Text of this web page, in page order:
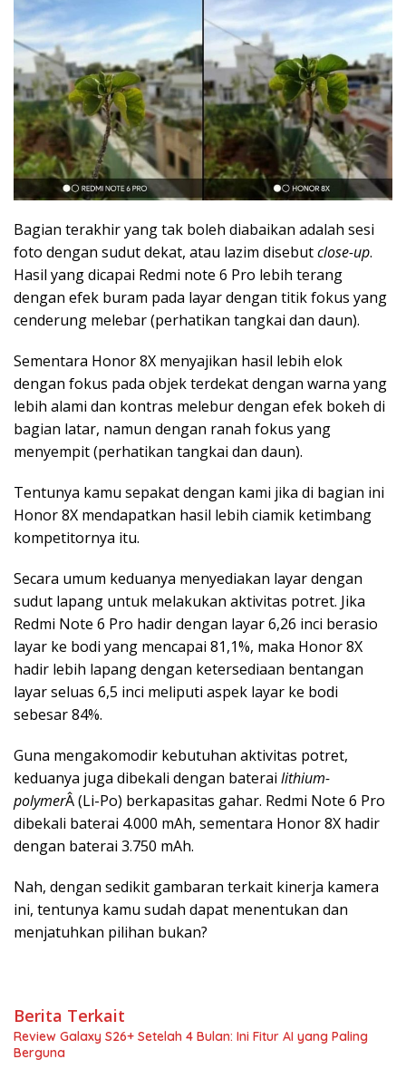
Bagian terakhir yang tak boleh diabaikan adalah sesi
foto dengan sudut dekat, atau lazim disebutclose-up.
Hasil yang dicapai Redmi note 6 Pro lebih terang
dengan efek buram pada layar dengan titik fokus yang
cenderung melebar (perhatikan tangkai dan daun).
Sementara Honor 8X menyajikan hasil lebih elok
dengan fokus pada objek terdekat dengan warna yang
lebih alami dan kontras melebur dengan efek bokeh di
bagian latar, namun dengan ranah fokus yang
menyempit (perhatikan tangkai dan daun).
Tentunya kamu sepakat dengan kami jika di bagian ini
Honor 8X mendapatkan hasil lebih ciamik ketimbang
kompetitornya itu.
Secara umum keduanya menyediakan layar dengan
sudut lapang untuk melakukan aktivitas potret. Jika
Redmi Note 6 Pro hadir dengan layar 6,26 inci berasio
layar ke bodi yang mencapai 81,1%, maka Honor 8X
hadir lebih lapang dengan ketersediaan bentangan
layar seluas 6,5 inci meliputi aspek layar ke bodi
sebesar 84%.
Guna mengakomodir kebutuhan aktivitas potret,
keduanya juga dibekali dengan baterai lithium-
polymerÂ (Li-Po) berkapasitas gahar. Redmi Note 6 Pro
dibekali baterai 4.000 mAh, sementara Honor 8X hadir
dengan baterai 3.750 mAh.
Nah, dengan sedikit gambaran terkait kinerja kamera
ini, tentunya kamu sudah dapat menentukan dan
menjatuhkan pilihan bukan?
Berita Terkait
Review Galaxy S26+ Setelah 4 Bulan: Ini Fitur AI yang Paling
Berguna